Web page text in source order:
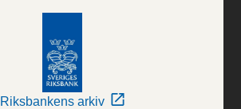
Riksbankens arkiv